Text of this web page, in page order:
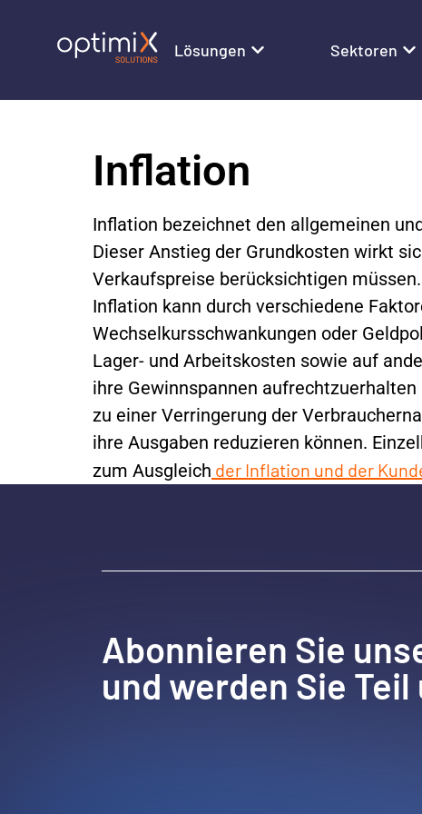
Lösungen Sektoren
Inflation
Inflation bezeichnet den allgemeinen
Dieser Anstieg der Grundkosten wirkt
Verkaufspreise berücksichtigen müssen.
Inflation kann durch verschiedene
Wechselkursschwankungen oder
Lager- und Arbeitskosten sowie auf
ihre Gewinnspannen
zu einer Verringerung der
ihre Ausgaben reduzieren können.
zum Ausgleich der Inflation und der
Abonnieren Sie
und werden Sie